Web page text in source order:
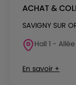
ACHAT &
SAVIGNY SUR
Hall 1 -
En savoir +